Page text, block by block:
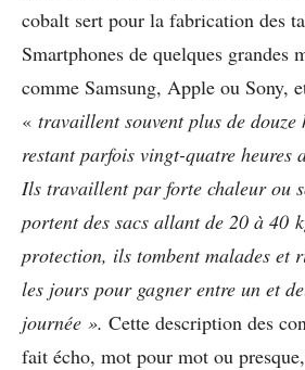
cobalt sert pour la fabrication des
Smartphones de quelques grandes
comme Samsung, Apple ou Sony,
« travaillent souvent plus de douze
restant parfois vingt-quatre heures
Ils travaillent par forte chaleur ou
portent des sacs allant de 20 à 40
protection, ils tombent malades et
les jours pour gagner entre un et
journée ». Cette description des
fait écho, mot pour mot ou